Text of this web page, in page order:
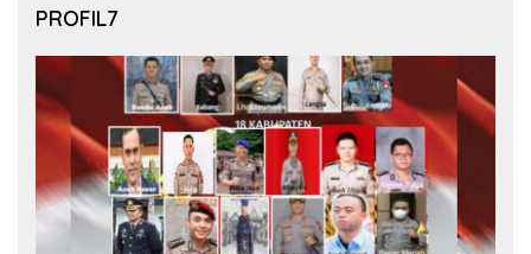
PROFIL7